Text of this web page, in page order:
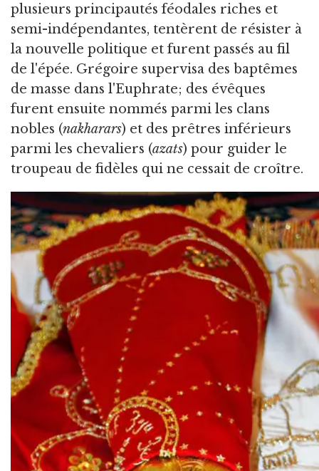
plusieurs principautés féodales riches et
semi-indépendantes, tentèrent de résister à
la nouvelle politique et furent passés au fil
de l'épée. Grégoire supervisa des baptêmes
de masse dans l'Euphrate; des évêques
furent ensuite nommés parmi les clans
nobles (nakharars) et des prêtres inférieurs
parmi les chevaliers (azats) pour guider le
troupeau de fidèles qui ne cessait de croître.